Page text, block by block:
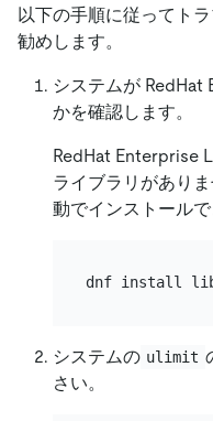
以下の手順に従ってト
勧めします。
システムが RedHat
かを確認します。
RedHat Enterprise
ライブラリがあり
動でインストールで
システムの ulimit
さい。